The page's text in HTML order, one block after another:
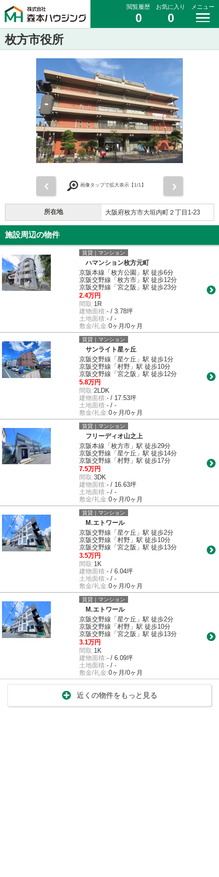
閲覧履歴
0
お気に入り
0
メニュー
枚方市役所
画像タップで拡大表示【1/1】
所在地 大阪府枚方市大垣内町２丁目1-23
施設周辺の物件
賃貸｜マンション
ハマンション枚方元町
京阪本線「枚方公園」駅 徒歩6分
京阪交野線「枚方市」駅 徒歩12分
京阪交野線「宮之阪」駅 徒歩23分
2.4万円
間取:1R
建物面積:- / 3.78坪
土地面積:- / -
敷金/礼金:0ヶ月/0ヶ月
賃貸｜マンション
サンライト星ヶ丘
京阪交野線「星ケ丘」駅 徒歩1分
京阪交野線「村野」駅 徒歩10分
京阪交野線「宮之阪」駅 徒歩12分
5.8万円
間取:2LDK
建物面積:- / 17.53坪
土地面積:- / -
敷金/礼金:0ヶ月/0ヶ月
賃貸｜マンション
フリーディオ山之上
京阪本線「枚方市」駅 徒歩29分
京阪交野線「星ケ丘」駅 徒歩14分
京阪交野線「村野」駅 徒歩17分
7.5万円
間取:3DK
建物面積:- / 16.63坪
土地面積:- / -
敷金/礼金:0ヶ月/0ヶ月
賃貸｜マンション
M.エトワール
京阪交野線「星ケ丘」駅 徒歩2分
京阪交野線「村野」駅 徒歩10分
京阪交野線「宮之阪」駅 徒歩13分
3.5万円
間取:1K
建物面積:- / 6.04坪
土地面積:- / -
敷金/礼金:0ヶ月/0ヶ月
賃貸｜マンション
M.エトワール
京阪交野線「星ケ丘」駅 徒歩2分
京阪交野線「村野」駅 徒歩10分
京阪交野線「宮之阪」駅 徒歩13分
3.1万円
間取:1K
建物面積:- / 6.09坪
土地面積:- / -
敷金/礼金:0ヶ月/0ヶ月
近くの物件をもっと見る